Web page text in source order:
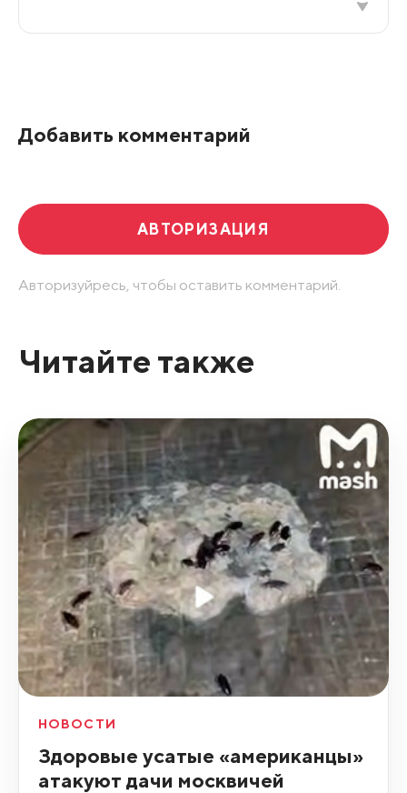
Добавить комментарий
АВТОРИЗАЦИЯ
Авторизуйресь, чтобы оставить комментарий.
Читайте также
НОВОСТИ
Здоровые усатые «американцы»
атакуют дачи москвичей